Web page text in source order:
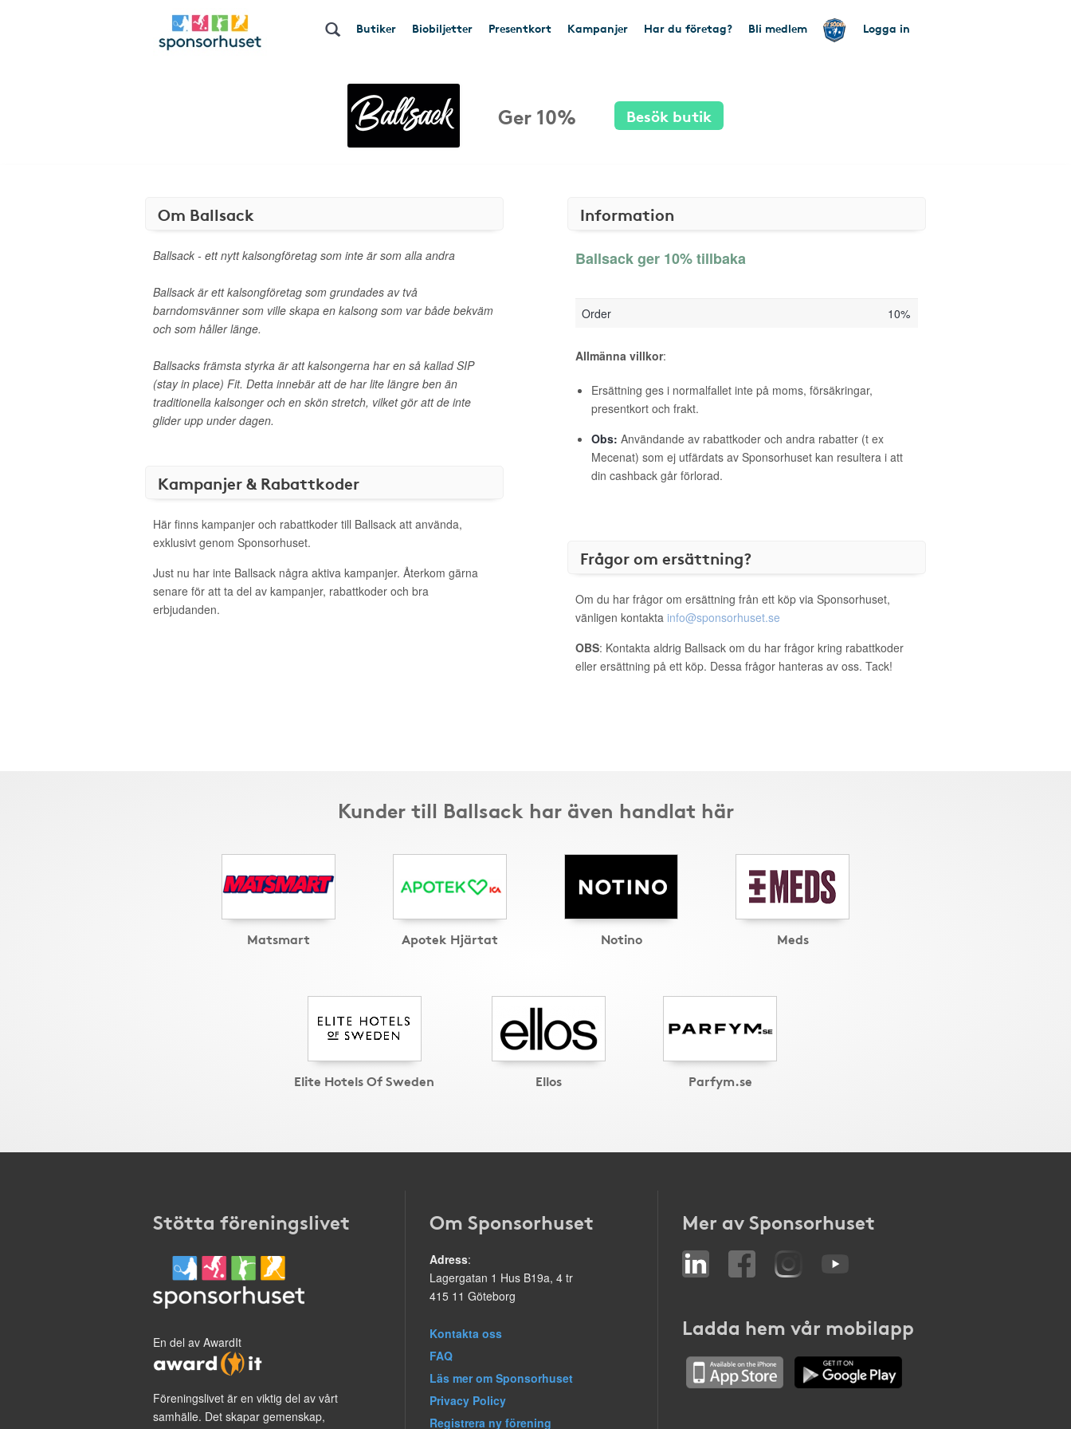
Butiker Biobiljetter Presentkort Kampanjer Har du företag? Bli medlem Logga in
Ger 10% Besök butik
Om Ballsack
Ballsack - ett nytt kalsongföretag som inte är som alla andra
Ballsack är ett kalsongföretag som grundades av två
barndomsvänner som ville skapa en kalsong som var både bekväm
och som håller länge.
Ballsacks främsta styrka är att kalsongerna har en så kallad SIP
(stay in place) Fit. Detta innebär att de har lite längre ben än
traditionella kalsonger och en skön stretch, vilket gör att de inte
glider upp under dagen.
Kampanjer & Rabattkoder
Här finns kampanjer och rabattkoder till Ballsack att använda,
exklusivt genom Sponsorhuset.
Just nu har inte Ballsack några aktiva kampanjer. Återkom gärna
senare för att ta del av kampanjer, rabattkoder och bra
erbjudanden.
Information
Ballsack ger 10% tillbaka
Order 10%
Allmänna villkor:
Ersättning ges i normalfallet inte på moms, försäkringar,
presentkort och frakt.
Obs: Användande av rabattkoder och andra rabatter (t ex
Mecenat) som ej utfärdats av Sponsorhuset kan resultera i att
din cashback går förlorad.
Frågor om ersättning?
Om du har frågor om ersättning från ett köp via Sponsorhuset,
vänligen kontakta info@sponsorhuset.se
OBS: Kontakta aldrig Ballsack om du har frågor kring rabattkoder
eller ersättning på ett köp. Dessa frågor hanteras av oss. Tack!
Kunder till Ballsack har även handlat här
Matsmart Apotek Hjärtat Notino Meds
Elite Hotels Of Sweden Ellos Parfym.se
Stötta föreningslivet
En del av AwardIt
Föreningslivet är en viktig del av vårt
samhälle. Det skapar gemenskap,
Om Sponsorhuset
Adress:
Lagergatan 1 Hus B19a, 4 tr
415 11 Göteborg
Kontakta oss
FAQ
Läs mer om Sponsorhuset
Privacy Policy
Registrera ny förening
Mer av Sponsorhuset
Ladda hem vår mobilapp